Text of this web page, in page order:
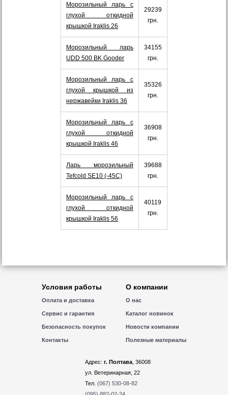
Морозильный ларь с
глухой откидной
крышкой Iraklis 26
29239
грн.
Морозильный ларь
UDD 500 BK Gooder
34155
грн.
Морозильный ларь с
глухой крышкой из
нержавейки Iraklis 36
35326
грн.
Морозильный ларь с
глухой откидной
крышкой Iraklis 46
36908
грн.
Ларь морозильный
Tefcold SE10 (-45С)
39688
грн.
Морозильный ларь с
глухой откидной
крышкой Iraklis 56
40119
грн.
Условия работы
Оплата и доставка
Сервис и гарантия
Безопасность покупок
Контакты
О компании
О нас
Каталог новинок
Новости компании
Полезные материалы
Адрес: г. Полтава, 36008
ул. Ветеринарная, 22
Тел. (067) 530-08-82